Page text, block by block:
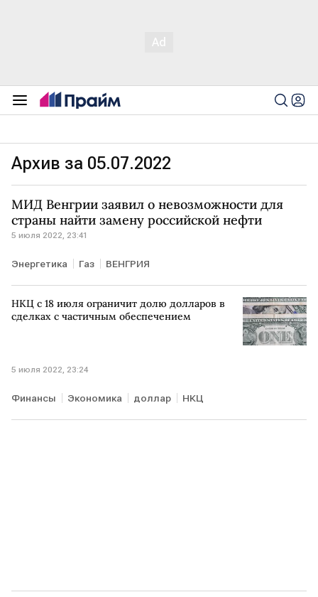
Архив за 05.07.2022
МИД Венгрии заявил о невозможности для
страны найти замену российской нефти
5 июля 2022, 23:41
Энергетика Газ ВЕНГРИЯ
НКЦ с 18 июля ограничит долю долларов в
сделках с частичным обеспечением
5 июля 2022, 23:24
Финансы Экономика доллар НКЦ